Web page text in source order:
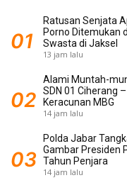
Ratusan Senjata
Porno Ditemukan
Swasta di Jaksel
13 jam lalu
Alami Muntah-
SDN 01 Ciherang
Keracunan MBG
14 jam lalu
Polda Jabar
Gambar Presiden
Tahun Penjara
14 jam lalu